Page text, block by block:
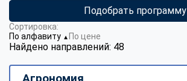
Подобрать программу
Найдено направлений: 48
Сортировка:
По алфавиту ▼ По цене
Агрономия